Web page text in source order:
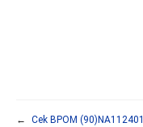
←
Cek BPOM